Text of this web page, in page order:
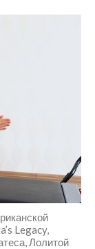
Legacy,
Лолитой